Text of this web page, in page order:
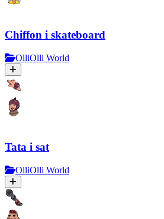
Chiffon i skateboard
OlliOlli World
Tata i sat
OlliOlli World